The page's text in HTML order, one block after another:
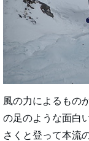
風の力によるもの
の足のような面白
さくと登って本流